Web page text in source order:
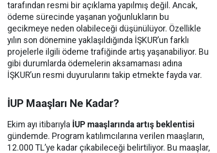
tarafından resmi bir açıklama yapılmış değil. Ancak,
ödeme sürecinde yaşanan yoğunlukların bu
gecikmeye neden olabileceği düşünülüyor. Özellikle
yılın son dönemine yaklaşıldığında İŞKUR’un farklı
projelerle ilgili ödeme trafiğinde artış yaşanabiliyor. Bu
gibi durumlarda ödemelerin aksamaması adına
İŞKUR’un resmi duyurularını takip etmekte fayda var.
İUP Maaşları Ne Kadar?
Ekim ayı itibarıyla İUP maaşlarında artış beklentisi
gündemde. Program katılımcılarına verilen maaşların,
12.000 TL’ye kadar çıkabileceği belirtiliyor. Bu maaşlar,